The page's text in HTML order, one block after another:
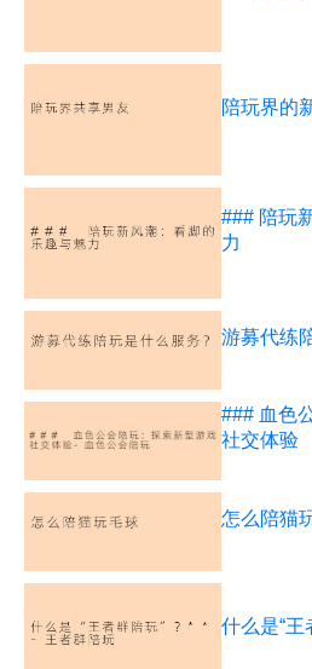
陪玩界的
### 陪玩
力
游募代练
### 血色
社交体验
怎么陪猫
什么是“王